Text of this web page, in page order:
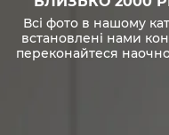
Всі фото в нашому
встановлені нами
переконайтеся